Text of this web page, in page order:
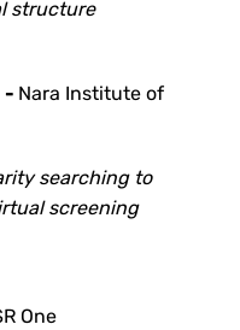
structure
- Nara Institute of
searching to
screening
One